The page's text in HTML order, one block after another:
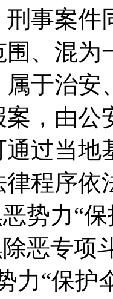
事案件
、混为
于治安
，由
通过当
程序依
势力“
恶专项
力“保护